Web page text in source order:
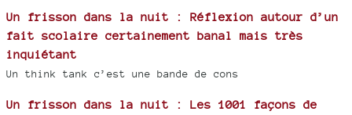
Un frisson dans la nuit : Réflexion autour d’un
fait scolaire certainement banal mais très
inquiétant
Un think tank c’est une bande de cons
Un frisson dans la nuit : Les 1001 façons de